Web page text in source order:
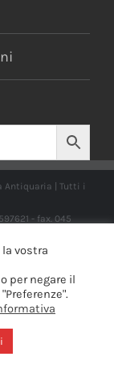
Antiquaria | Tutti i
- fax. 045
vostra
per negare il